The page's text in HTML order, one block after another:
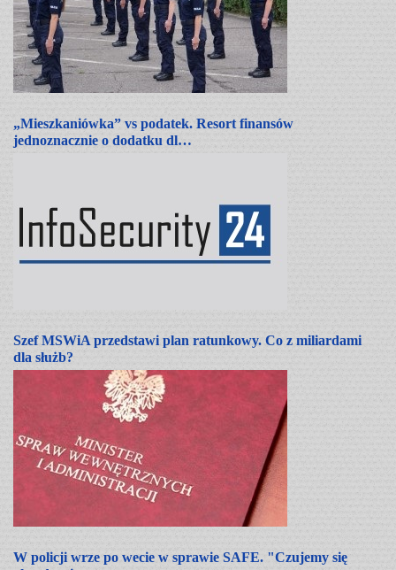
„Mieszkaniówka” vs podatek. Resort finansów
jednoznacznie o dodatku dl…
Szef MSWiA przedstawi plan ratunkowy. Co z miliardami
dla służb?
W policji wrze po wecie w sprawie SAFE. "Czujemy się